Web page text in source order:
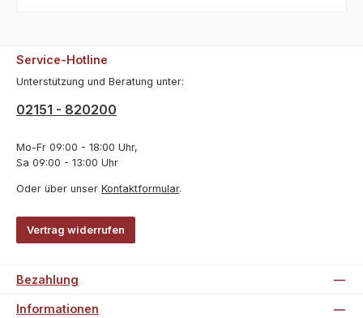
Service-Hotline
Unterstützung und Beratung unter:
02151 - 820200
Mo-Fr 09:00 - 18:00 Uhr,
Sa 09:00 - 13:00 Uhr
Oder über unser Kontaktformular.
Vertrag widerrufen
Bezahlung
Informationen